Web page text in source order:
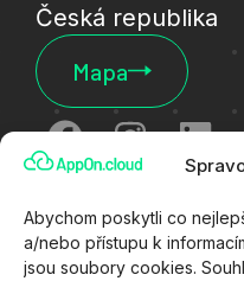
Abychom poskytli co
a/nebo přístupu k
jsou soubory cookies.
Česká republika
Mapa
Cookies
Ochrana osobních údajů